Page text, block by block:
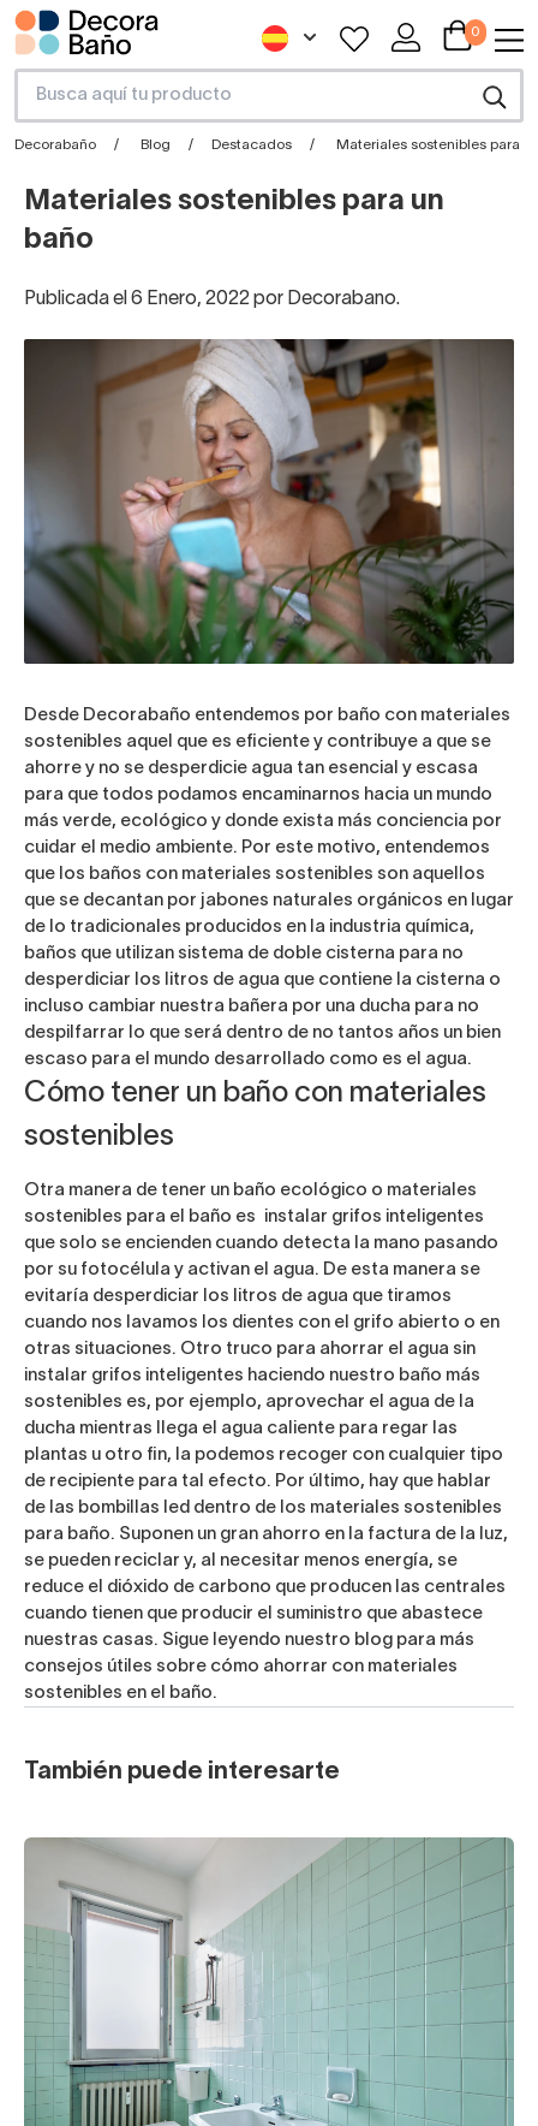
0
Decorabaño Blog Destacados Materiales sostenibles para
Materiales sostenibles para un
baño
Publicada el 6 Enero, 2022 por Decorabano.
Desde Decorabaño entendemos por baño con materiales
sostenibles aquel que es eficiente y contribuye a que se
ahorre y no se desperdicie agua tan esencial y escasa
para que todos podamos encaminarnos hacia un mundo
más verde, ecológico y donde exista más conciencia por
cuidar el medio ambiente. Por este motivo, entendemos
que los baños con materiales sostenibles son aquellos
que se decantan por jabones naturales orgánicos en lugar
de lo tradicionales producidos en la industria química,
baños que utilizan sistema de doble cisterna para no
desperdiciar los litros de agua que contiene la cisterna o
incluso cambiar nuestra bañera por una ducha para no
despilfarrar lo que será dentro de no tantos años un bien
escaso para el mundo desarrollado como es el agua.
Cómo tener un baño con materiales
sostenibles
Otra manera de tener un baño ecológico o materiales
sostenibles para el baño es instalar grifos inteligentes
que solo se encienden cuando detecta la mano pasando
por su fotocélula y activan el agua. De esta manera se
evitaría desperdiciar los litros de agua que tiramos
cuando nos lavamos los dientes con el grifo abierto o en
otras situaciones. Otro truco para ahorrar el agua sin
instalar grifos inteligentes haciendo nuestro baño más
sostenibles es, por ejemplo, aprovechar el agua de la
ducha mientras llega el agua caliente para regar las
plantas u otro fin, la podemos recoger con cualquier tipo
de recipiente para tal efecto. Por último, hay que hablar
de las bombillas led dentro de los materiales sostenibles
para baño. Suponen un gran ahorro en la factura de la luz,
se pueden reciclar y, al necesitar menos energía, se
reduce el dióxido de carbono que producen las centrales
cuando tienen que producir el suministro que abastece
nuestras casas. Sigue leyendo nuestro blog para más
consejos útiles sobre cómo ahorrar con materiales
sostenibles en el baño.
También puede interesarte